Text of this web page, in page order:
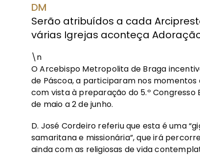
DM
Serão atribuídos a cada
várias Igrejas aconteça
\n
O Arcebispo Metropolita de Braga
de Páscoa, a participaram nos
com vista à preparação do 5.º Congresso
de maio a 2 de junho.
D. José Cordeiro referiu que esta é uma
samaritana e missionária”, que irá
ainda com as religiosas de vida